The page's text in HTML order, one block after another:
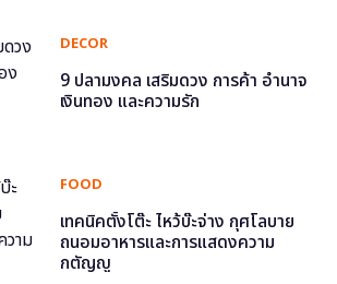
DECOR
9 ปลามงคล เสริมดวง การค้า อำนาจ
เงินทอง และความรัก
FOOD
เทคนิคตั้งโต๊ะ ไหว้บ๊ะจ่าง กุศโลบาย
ถนอมอาหารและการแสดงความ
กตัญญู